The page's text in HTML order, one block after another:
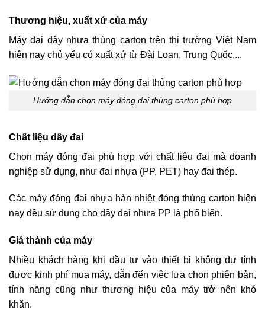
Thương hiệu, xuất xứ của máy
Máy đai dây nhựa thùng carton trên thị trường Việt Nam
hiện nay chủ yếu có xuất xứ từ Đài Loan, Trung Quốc,...
Hướng dẫn chọn máy đóng đai thùng carton phù hợp
Chất liệu dây đai
Chọn máy đóng đai phù hợp với chất liệu đai mà doanh
nghiệp sử dụng, như đai nhựa (PP, PET) hay đai thép.
Các máy đóng đai nhựa hàn nhiệt đóng thùng carton hiện
nay đều sử dụng cho dây đại nhựa PP là phổ biến.
Giá thành của máy
Nhiều khách hàng khi đầu tư vào thiết bị không dự tính
được kinh phí mua máy, dẫn đến việc lựa chọn phiên bản,
tính năng cũng như thương hiệu của máy trở nên khó
khăn.